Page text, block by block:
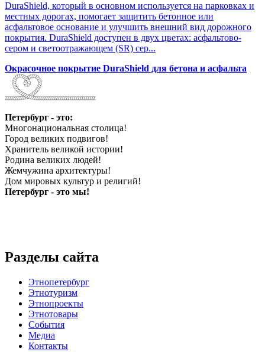
DuraShield, который в основном используется на парковках и
местных дорогах, помогает защитить бетонное или
асфальтовое основание и улучшить внешний вид дорожного
покрытия. DuraShield доступен в двух цветах: асфальтово-
сером и светоотражающем (SR) сер...
Окрасочное покрытие DuraShield для бетона и асфальта
Петербург - это:
Многонациональная столица!
Город великих подвигов!
Хранитель великой истории!
Родина великих людей!
Жемчужина архитектуры!
Дом мировых культур и религий!
Петербург - это мы!
Разделы сайта
Этнопетербург
Этнотуризм
Этнопроекты
Этнотовары
События
Медиа
Контакты